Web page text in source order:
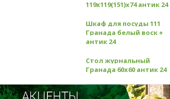
119х119(151)х74 антик 24
Шкаф для посуды 111
Гранада белый воск +
антик 24
Стол журнальный
Гранада 60х60 антик 24